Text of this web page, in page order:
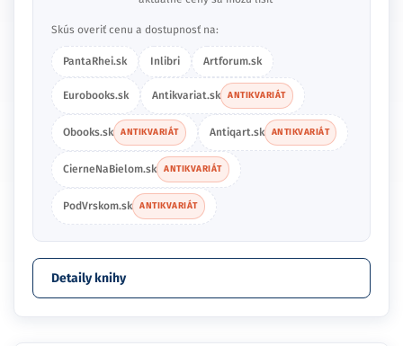
Skús overiť cenu a dostupnosť na:
PantaRhei.sk Inlibri Artforum.sk
Eurobooks.sk Antikvariat.sk ANTIKVARIÁT
Obooks.sk ANTIKVARIÁT Antiqart.sk ANTIKVARIÁT
CierneNaBielom.sk ANTIKVARIÁT
PodVrskom.sk ANTIKVARIÁT
Detaily knihy